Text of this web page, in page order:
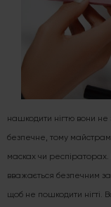
нашкодити нігтю вони
безпечне, тому
масках чи
вважається безпечним
щоб не пошкодити нігті.